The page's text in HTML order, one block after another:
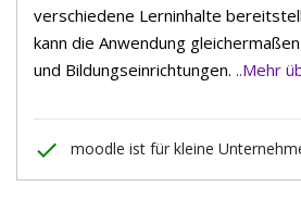
verschiedene Lerninhalte
kann die Anwendung
und Bildungseinrichtungen. ..Mehr
done moodle ist für kleine